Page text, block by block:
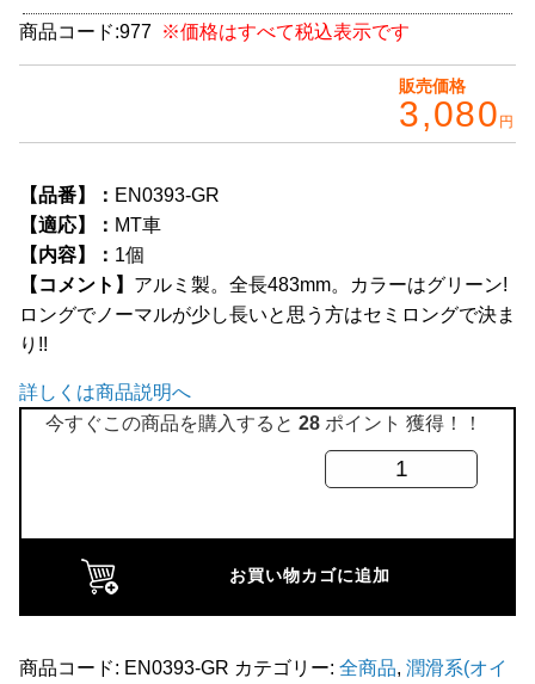
デルタ秘蔵のレーシングコレクション
＋
レアパーツ/在庫限り
中古パーツ/在庫限り
便利アイテム
BMW MINI
全商品
商品コード:977 ※価格はすべて税込表示です
販売価格
3,080 円
【品番】： EN0393-GR
【適応】： MT車
【内容】： 1個
【コメント】 アルミ製。全長483mm。カラーはグリーン!
ロングでノーマルが少し長いと思う方はセミロングで決ま
り!!
詳しくは商品説明へ
今すぐこの商品を購入すると 28 ポイント 獲得！！
レ
お買い物カゴに追加
商品コード: EN0393-GR カテゴリー: 全商品, 潤滑系(オイ